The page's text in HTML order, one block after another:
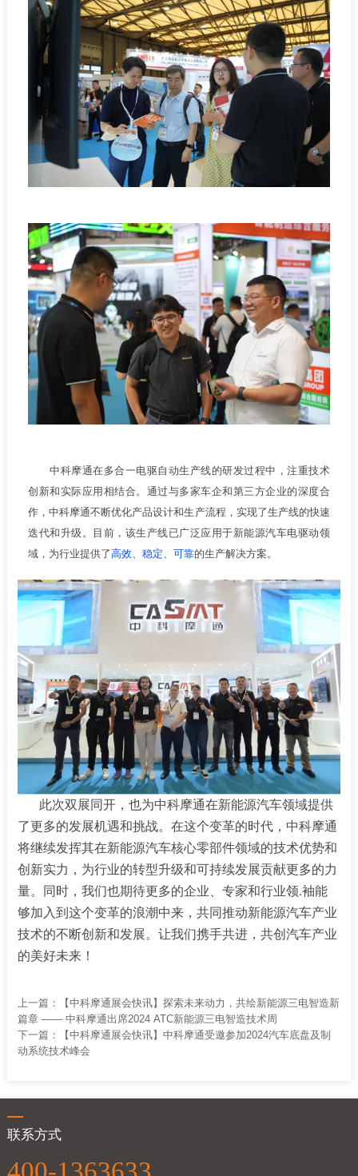
中科摩通在多合一电驱自动生产线的研发过程中，注重技术
创新和实际应用相结合。通过与多家车企和第三方企业的深度合
作，中科摩通不断优化产品设计和生产流程，实现了生产线的快速
迭代和升级。目前，该生产线已广泛应用于新能源汽车电驱动领
域，为行业提供了高效、稳定、可靠的生产解决方案。
此次双展同开，也为中科摩通在新能源汽车领域提供
了更多的发展机遇和挑战。在这个变革的时代，中科摩通
将继续发挥其在新能源汽车核心零部件领域的技术优势和
创新实力，为行业的转型升级和可持续发展贡献更多的力
量。同时，我们也期待更多的企业、专家和行业领.袖能
够加入到这个变革的浪潮中来，共同推动新能源汽车产业
技术的不断创新和发展。让我们携手共进，共创汽车产业
的美好未来！
上一篇：
【中科摩通展会快讯】探索未来动力，共绘新能源三电智造新
篇章 —— 中科摩通出席2024 ATC新能源三电智造技术周
下一篇：
【中科摩通展会快讯】中科摩通受邀参加2024汽车底盘及制
动系统技术峰会
联系方式